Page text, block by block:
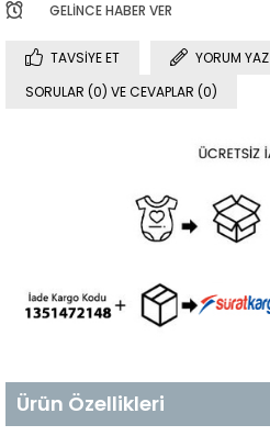
GELINCE HABER VER
TAVSIYE ET
YORUM YAZ
SORULAR (0) VE CEVAPLAR (0)
Ürün Özellikleri